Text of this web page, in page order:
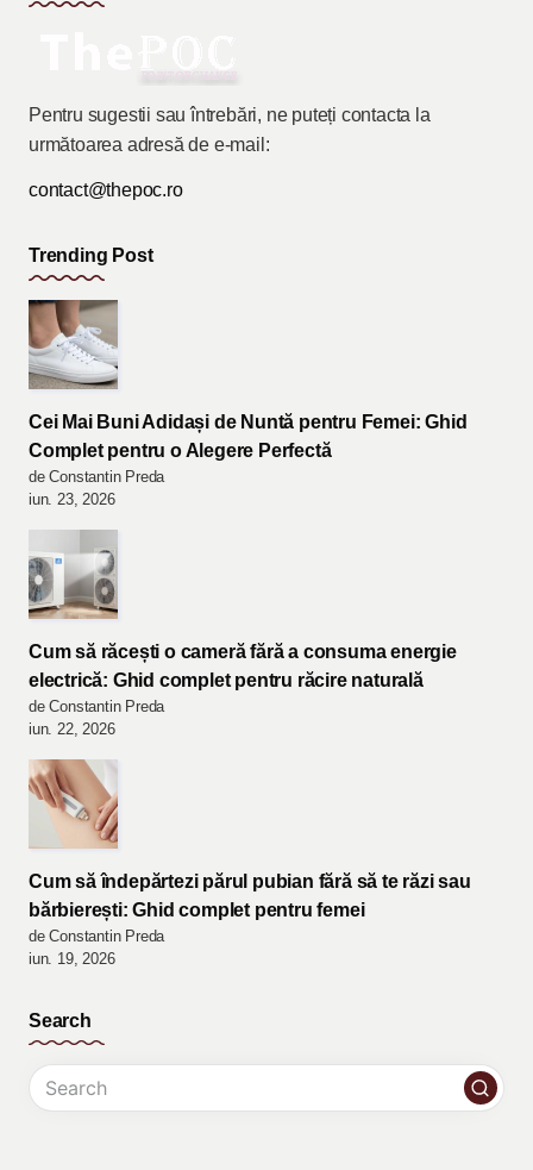
Pentru sugestii sau întrebări, ne puteți contacta la
următoarea adresă de e-mail:
contact@thepoc.ro
Trending Post
Cei Mai Buni Adidași de Nuntă pentru Femei: Ghid
Complet pentru o Alegere Perfectă
de Constantin Preda
iun. 23, 2026
Cum să răcești o cameră fără a consuma energie
electrică: Ghid complet pentru răcire naturală
de Constantin Preda
iun. 22, 2026
Cum să îndepărtezi părul pubian fără să te răzi sau
bărbierești: Ghid complet pentru femei
de Constantin Preda
iun. 19, 2026
Search